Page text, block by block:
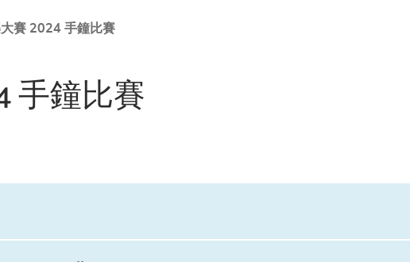
賽 2024 手鐘比賽
手鐘比賽